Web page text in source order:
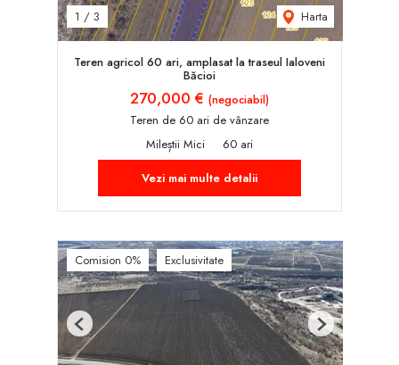
1 / 3 Harta
Teren agricol 60 ari, amplasat la traseul Ialoveni
Băcioi
270,000 € (negociabil)
Teren de 60 ari de vânzare
Mileștii Mici
60 ari
Vezi mai multe detalii
Comision 0% Exclusivitate
Previous Next